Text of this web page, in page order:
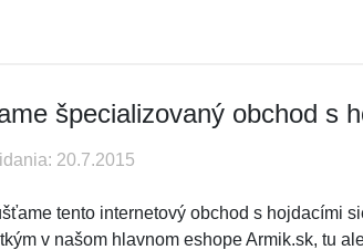
špecializovaný obchod s
20.7.2015
tento internetový obchod s hojdacími
v našom hlavnom eshope Armik.sk, tu